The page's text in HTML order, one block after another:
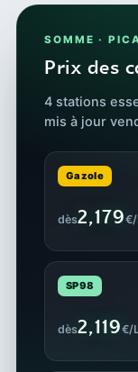
SOMME ·
Prix des
4 stations
mis à jour
Gazole
dès2,179
SP98
dès2,119€/